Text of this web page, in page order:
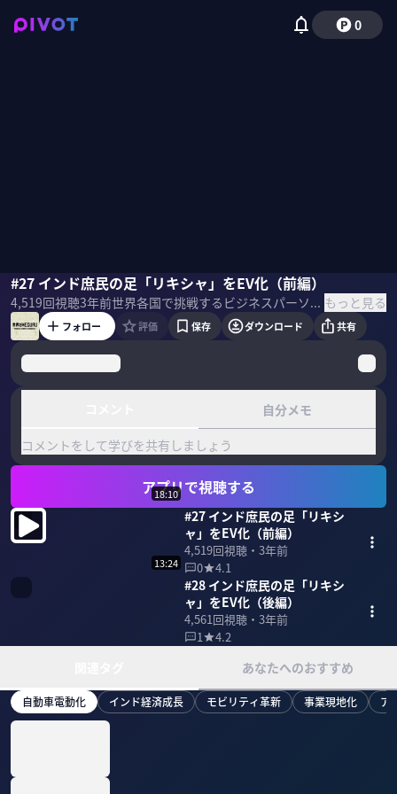
0
#27 インド庶民の足「リキシャ」をEV化（前編）
4,519回視聴3年前 世界各国で挑戦するビジネスパーソンへのインタビュー番組『世界をMEGURU』。 全てがリモートになる時代、あえてリアルで世界をめぐるのは、名古屋のZIP-FMでDJを務めていたMEGURUさん。 ＜目次＞ もっと見る
上田晃裕 MEGURU
フォロー 評価 保存 ダウンロード 共有
自分メモ
コメントをして学びを共有しましょう
アプリで視聴する
18:10
#27 インド庶民の足「リキシ
ャ」をEV化（前編）
4,519回視聴・ 3年前
0
4.1
13:24
#28 インド庶民の足「リキシ
ャ」をEV化（後編）
4,561回視聴・ 3年前
1
4.2
あなたへのおすすめ
自動車電動化 インド経済成長 モビリティ革新 事業現地化 ア